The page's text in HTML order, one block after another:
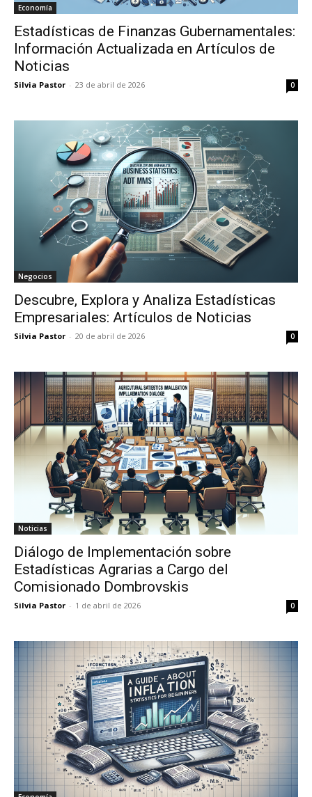
Economía
Estadísticas de Finanzas Gubernamentales:
Información Actualizada en Artículos de
Noticias
Silvia Pastor - 23 de abril de 2026 0
Negocios
Descubre, Explora y Analiza Estadísticas
Empresariales: Artículos de Noticias
Silvia Pastor - 20 de abril de 2026 0
Noticias
Diálogo de Implementación sobre
Estadísticas Agrarias a Cargo del
Comisionado Dombrovskis
Silvia Pastor - 1 de abril de 2026 0